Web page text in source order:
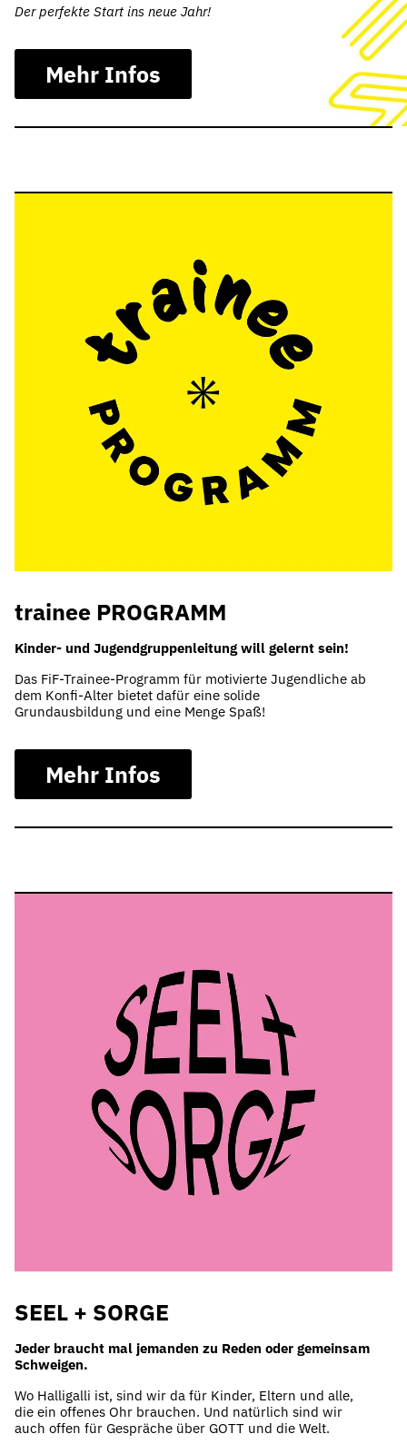
Der perfekte Start ins neue Jahr!
Mehr Infos
trainee PROGRAMM
Kinder- und Jugendgruppenleitung will gelernt sein!
Das FiF-Trainee-Programm für motivierte Jugendliche ab
dem Konfi-Alter bietet dafür eine solide
Grundausbildung und eine Menge Spaß!
Mehr Infos
SEEL + SORGE
Jeder braucht mal jemanden zu Reden oder gemeinsam
Schweigen.
Wo Halligalli ist, sind wir da für Kinder, Eltern und alle,
die ein offenes Ohr brauchen. Und natürlich sind wir
auch offen für Gespräche über GOTT und die Welt.